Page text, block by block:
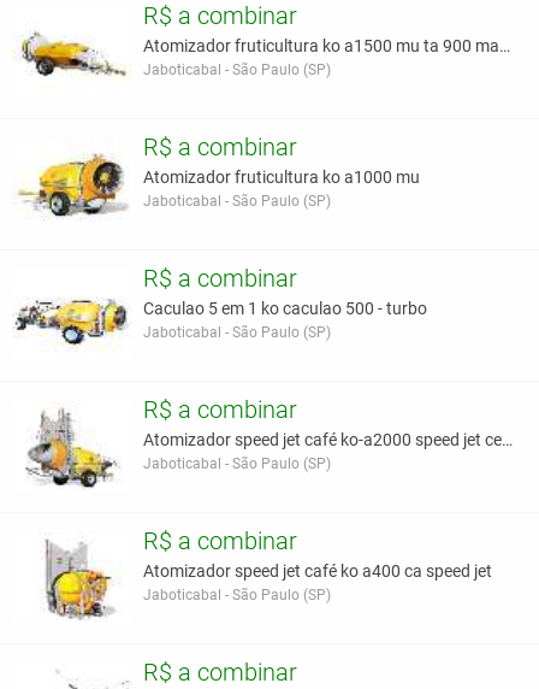
R$ a combinar
Atomizador fruticultura ko a1500 mu ta 900 maca
Jaboticabal - São Paulo (SP)
R$ a combinar
Atomizador fruticultura ko a1000 mu
Jaboticabal - São Paulo (SP)
R$ a combinar
Caculao 5 em 1 ko caculao 500 - turbo
Jaboticabal - São Paulo (SP)
R$ a combinar
Atomizador speed jet café ko-a2000 speed jet cerra
Jaboticabal - São Paulo (SP)
R$ a combinar
Atomizador speed jet café ko a400 ca speed jet
Jaboticabal - São Paulo (SP)
R$ a combinar